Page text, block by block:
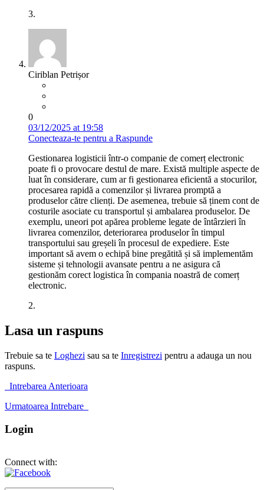
3.
Ciriblan Petrișor
0
03/12/2025 at 19:58
Conecteaza-te pentru a Raspunde
Gestionarea logisticii într-o companie de comerț electronic
poate fi o provocare destul de mare. Există multiple aspecte de
luat în considerare, cum ar fi gestionarea eficientă a stocurilor,
procesarea rapidă a comenzilor și livrarea promptă a
produselor către clienți. De asemenea, trebuie să ținem cont de
costurile asociate cu transportul și ambalarea produselor. De
exemplu, uneori pot apărea probleme legate de întârzieri în
livrarea comenzilor, deteriorarea produselor în timpul
transportului sau greșeli în procesul de expediere. Este
important să avem o echipă bine pregătită și să implementăm
sisteme și tehnologii avansate pentru a ne asigura că
gestionăm corect logistica în compania noastră de comerț
electronic.
2.
Lasa un raspuns
Trebuie sa te Loghezi sau sa te Inregistrezi pentru a adauga un nou
raspuns.
Intrebarea Anterioara
Urmatoarea Intrebare
Login
Connect with: